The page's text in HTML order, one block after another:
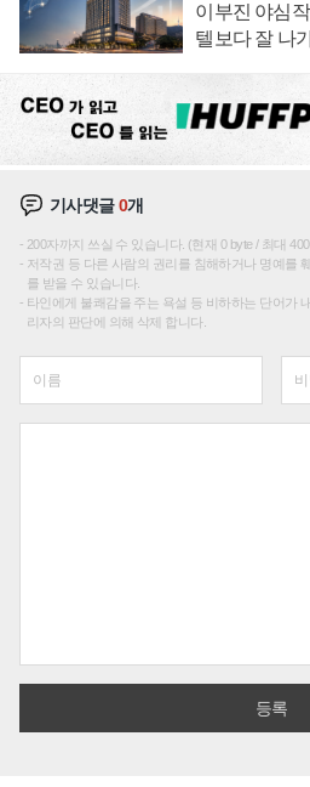
이부진 야심
텔보다 잘 나
기사댓글0개
200자까지 쓰실 수 있습니다. (현재 0 byte / 최대
저작권 등 다른 사람의 권리를 침해하거나 명예를
를 받을 수 있습니다.
타인에게 불쾌감을 주는 욕설 등 비하하는 단어가
리자의 판단에 의해 삭제 합니다.